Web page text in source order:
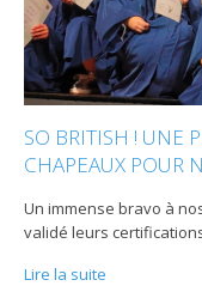
SO BRITISH ! UNE
CHAPEAUX POUR
Un immense bravo à
validé leurs
Lire la suite